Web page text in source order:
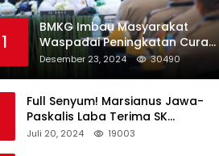
1
BMKG Imbau Masyarakat
Waspadai Peningkatan Curah
Hujan Menjelang Libur Natal
Desember 23, 2024 30490
Full Senyum! Marsianus Jawa-
Paskalis Laba Terima SK
Dukungan Resmi Untuk Pilkada
Juli 20, 2024 19003